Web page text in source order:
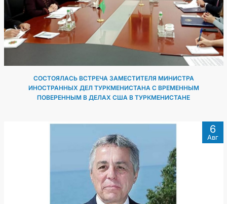
СОСТОЯЛАСЬ ВСТРЕЧА ЗАМЕСТИТЕЛЯ МИНИСТРА
ИНОСТРАННЫХ ДЕЛ ТУРКМЕНИСТАНА С ВРЕМЕННЫМ
ПОВЕРЕННЫМ В ДЕЛАХ США В ТУРКМЕНИСТАНЕ
6
Авг